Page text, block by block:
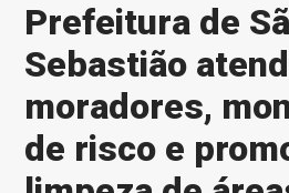
Prefeitura de
Sebastião
moradores,
de risco e